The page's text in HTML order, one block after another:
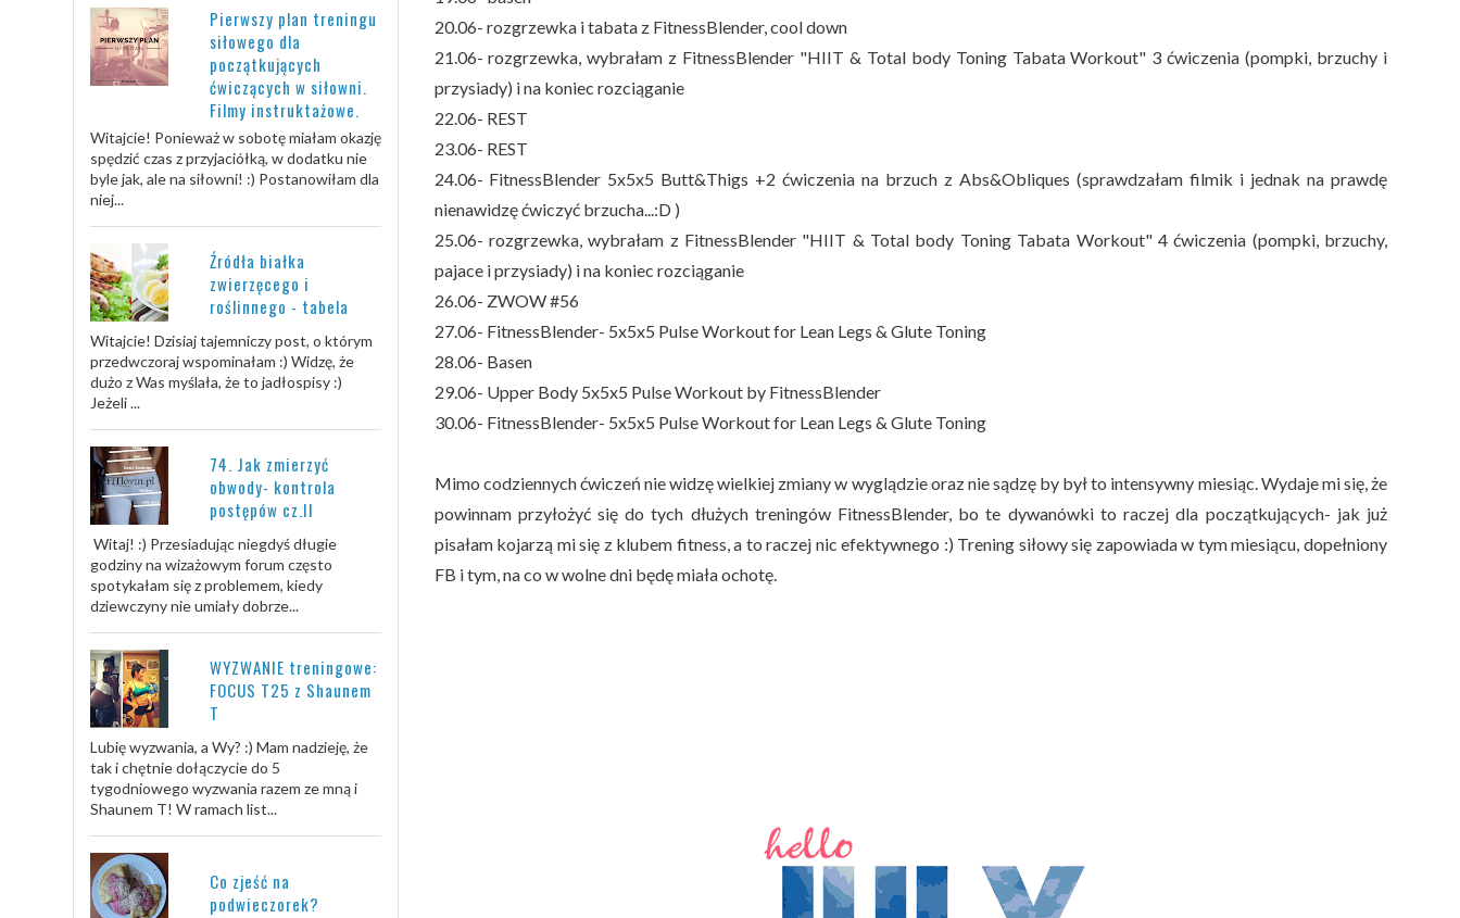
20.06- rozgrzewka i tabata z FitnessBlender, cool down
21.06- rozgrzewka, wybrałam z FitnessBlender "HIIT & Total body Toning Tabata Workout" 3 ćwiczenia (pompki, brzuchy i
przysiady) i na koniec rozciąganie
22.06- REST
23.06- REST
24.06- FitnessBlender 5x5x5 Butt&Thigs +2 ćwiczenia na brzuch z Abs&Obliques (sprawdzałam filmik i jednak na prawdę
nienawidzę ćwiczyć brzucha...:D )
25.06- rozgrzewka, wybrałam z FitnessBlender "HIIT & Total body Toning Tabata Workout" 4 ćwiczenia (pompki, brzuchy,
pajace i przysiady) i na koniec rozciąganie
26.06- ZWOW #56
27.06- FitnessBlender- 5x5x5 Pulse Workout for Lean Legs & Glute Toning
28.06- Basen
29.06- Upper Body 5x5x5 Pulse Workout by FitnessBlender
30.06- FitnessBlender- 5x5x5 Pulse Workout for Lean Legs & Glute Toning
Mimo codziennych ćwiczeń nie widzę wielkiej zmiany w wyglądzie oraz nie sądzę by był to intensywny miesiąc. Wydaje mi się, że
powinnam przyłożyć się do tych dłużych treningów FitnessBlender, bo te dywanówki to raczej dla początkujących- jak już
pisałam kojarzą mi się z klubem fitness, a to raczej nic efektywnego :) Trening siłowy się zapowiada w tym miesiącu, dopełniony
FB i tym, na co w wolne dni będę miała ochotę.
Pierwszy plan treningu
siłowego dla
początkujących
ćwiczących w siłowni.
Filmy instruktażowe.
Witajcie! Ponieważ w sobotę miałam okazję
spędzić czas z przyjaciółką, w dodatku nie
byle jak, ale na siłowni! :) Postanowiłam dla
niej...
Źródła białka
zwierzęcego i
roślinnego - tabela
Witajcie! Dzisiaj tajemniczy post, o którym
przedwczoraj wspominałam :) Widzę, że
dużo z Was myślała, że to jadłospisy :)
Jeżeli ...
74. Jak zmierzyć
obwody- kontrola
postępów cz.II
Witaj! :) Przesiadując niegdyś długie
godziny na wizażowym forum często
spotykałam się z problemem, kiedy
dziewczyny nie umiały dobrze...
WYZWANIE treningowe:
FOCUS T25 z Shaunem
T
Lubię wyzwania, a Wy? :) Mam nadzieję, że
tak i chętnie dołączycie do 5
tygodniowego wyzwania razem ze mną i
Shaunem T! W ramach list...
Co zjeść na
podwieczorek?